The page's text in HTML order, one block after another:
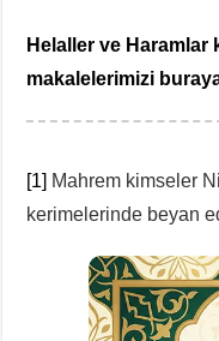
Helaller ve
makalelerimizi
[1] Mahrem kimseler
kerimelerinde beyan